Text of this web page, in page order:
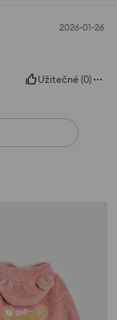
2026-01-26
Užitečné (0)